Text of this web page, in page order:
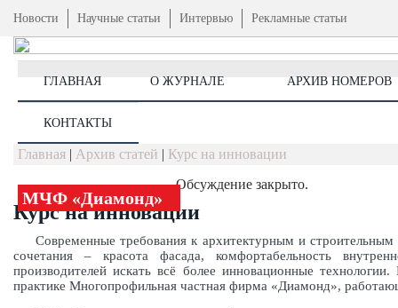
Новости Научные статьи Интервью Рекламные статьи
ГЛАВНАЯ О ЖУРНАЛЕ АРХИВ НОМЕРОВ
КОНТАКТЫ
Главная | Архив статей | Курс на инновации
МЧФ «Диамонд»
Курс на инновации
Современные требования к архитектурным и строительным
сочетания – красота фасада, комфортабельность
производителей искать всё более инновационные
практике Многопрофильная частная фирма «Диамонд»,
Обсуждение закрыто.